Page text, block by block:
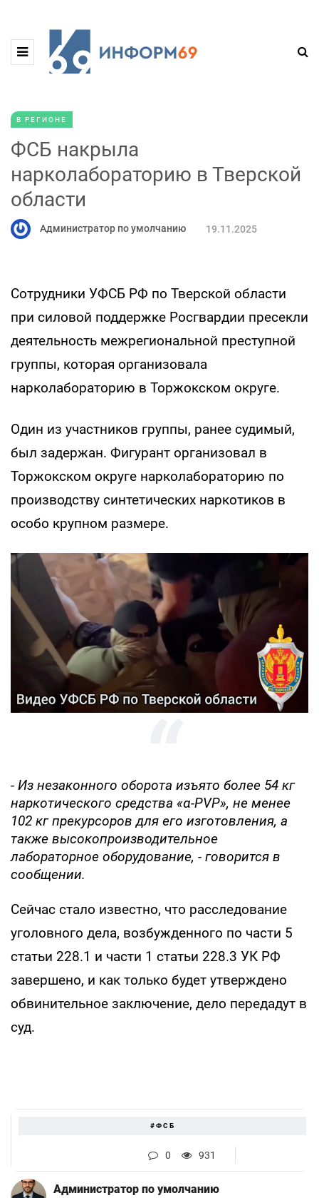
В РЕГИОНЕ
ФСБ накрыла
нарколабораторию в Тверской
области
Администратор по умолчанию 19.11.2025
Сотрудники УФСБ РФ по Тверской области
при силовой поддержке Росгвардии пресекли
деятельность межрегиональной преступной
группы, которая организовала
нарколабораторию в Торжокском округе.
Один из участников группы, ранее судимый,
был задержан. Фигурант организовал в
Торжокском округе нарколабораторию по
производству синтетических наркотиков в
особо крупном размере.
- Из незаконного оборота изъято более 54 кг
наркотического средства «α-PVP», не менее
102 кг прекурсоров для его изготовления, а
также высокопроизводительное
лабораторное оборудование, - говорится в
сообщении.
Сейчас стало известно, что расследование
уголовного дела, возбужденного по части 5
статьи 228.1 и части 1 статьи 228.3 УК РФ
завершено, и как только будет утверждено
обвинительное заключение, дело передадут в
суд.
#ФСБ
0 931
Администратор по умолчанию